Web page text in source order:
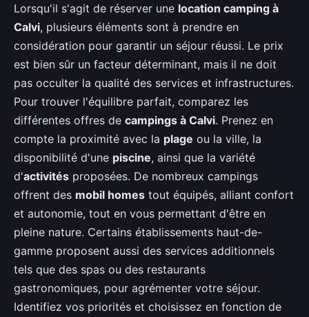
Lorsqu'il s'agit de réserver une location camping à
Calvi, plusieurs éléments sont à prendre en
considération pour garantir un séjour réussi. Le prix
est bien sûr un facteur déterminant, mais il ne doit
pas occulter la qualité des services et infrastructures.
Pour trouver l'équilibre parfait, comparez les
différentes offres de campings à Calvi. Prenez en
compte la proximité avec la plage ou la ville, la
disponibilité d'une piscine, ainsi que la variété
d'activités proposées. De nombreux campings
offrent des mobil homes tout équipés, alliant confort
et autonomie, tout en vous permettant d'être en
pleine nature. Certains établissements haut-de-
gamme proposent aussi des services additionnels
tels que des spas ou des restaurants
gastronomiques, pour agrémenter votre séjour.
Identifiez vos priorités et choisissez en fonction de